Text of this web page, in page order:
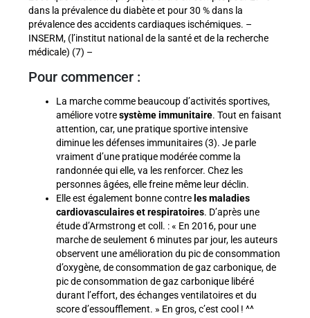
dans la prévalence du diabète et pour 30 % dans la
prévalence des accidents cardiaques ischémiques. –
INSERM, (l’institut national de la santé et de la recherche
médicale) (7) –
Pour commencer :
La marche comme beaucoup d’activités sportives,
améliore votresystème immunitaire. Tout en faisant
attention, car, une pratique sportive intensive
diminue les défenses immunitaires (3). Je parle
vraiment d’une pratique modérée comme la
randonnée qui elle, va les renforcer. Chez les
personnes âgées, elle freine même leur déclin.
Elle est également bonne contre les maladies
cardiovasculaires et respiratoires. D’après une
étude d’Armstrong et coll. : « En 2016, pour une
marche de seulement 6 minutes par jour, les auteurs
observent une amélioration du pic de consommation
d’oxygène, de consommation de gaz carbonique, de
pic de consommation de gaz carbonique libéré
durant l’effort, des échanges ventilatoires et du
score d’essoufflement. » En gros, c’est cool ! ^^